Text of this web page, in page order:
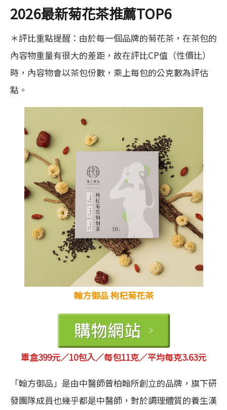
得分 20
2026最新菊花茶推薦TOP6
＊評比重點提醒：由於每一個品牌的菊花茶，在茶包的
內容物重量有很大的差距，故在評比CP值（性價比）
時，內容物會以茶包份數，乘上每包的公克數為評估
點。
翰方御品 枸杞菊花茶
單盒399元／10包入／每包11克／平均每克3.63元
「翰方御品」是由中醫師曾柏翰所創立的品牌，旗下研
發團隊成員也幾乎都是中醫師，對於調理體質的養生漢